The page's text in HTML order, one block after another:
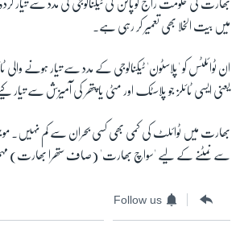
بھارت کی حکومت راج گوپالن کی ٹیکنالوجی کی مدد سے تیار
میں بیت الخلا بھی تعمیر کر رہی ہے۔
ان ٹوائلٹس کو 'پلاسٹون' ٹیکنالوجی کے مدد سے تیار ہونے والی
یعنی ایسی ٹائلز جو پلاسٹک اور مٹی یا پتھر کی آمیزش سے تیار
بھارت میں ٹوائلٹ کی کمی بھی کسی بحران سے کم نہیں۔
سے نمٹنے کے لیے 'سواچ بھارت' (صاف ستھرا بھارت)
Follow us